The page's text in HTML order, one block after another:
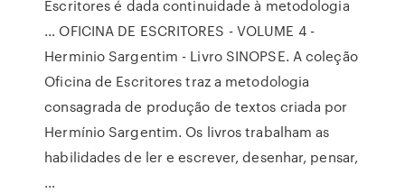
Escritores é dada continuidade à metodologia
… OFICINA DE ESCRITORES - VOLUME 4 -
Herminio Sargentim - Livro SINOPSE. A coleção
Oficina de Escritores traz a metodologia
consagrada de produção de textos criada por
Hermínio Sargentim. Os livros trabalham as
habilidades de ler e escrever, desenhar, pensar,
…